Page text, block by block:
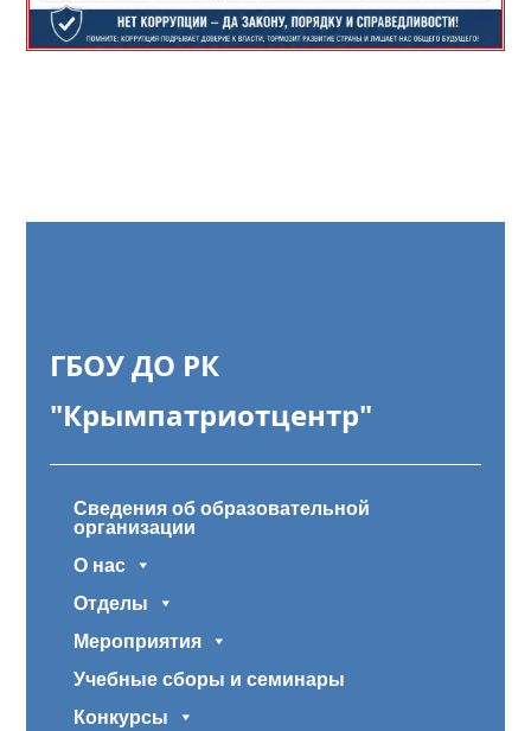
ГБОУ ДО РК
"Крымпатриотцентр"
Сведения об образовательной
организации
О нас
Отделы
Мероприятия
Учебные сборы и семинары
Конкурсы